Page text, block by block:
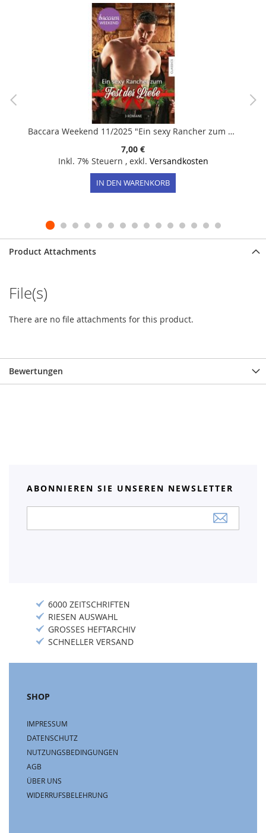
Baccara Weekend 11/2025 "Ein sexy Rancher zum Fest der Liebe"
7,00 €
Inkl. 7% Steuern , exkl. Versandkosten
IN DEN WARENKORB
Product Attachments
File(s)
There are no file attachments for this product.
Bewertungen
ABONNIEREN SIE UNSEREN NEWSLETTER
Newsletter:
6000 ZEITSCHRIFTEN
RIESEN AUSWAHL
GROSSES HEFTARCHIV
SCHNELLER VERSAND
SHOP
IMPRESSUM
DATENSCHUTZ
NUTZUNGSBEDINGUNGEN
AGB
ÜBER UNS
WIDERRUFSBELEHRUNG